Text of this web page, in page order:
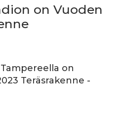
on Vuoden
on
Teräsrakenne -